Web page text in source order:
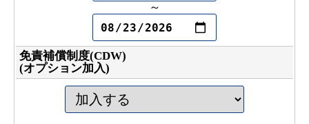
～
免責補償制度(CDW)
(オプション加入)